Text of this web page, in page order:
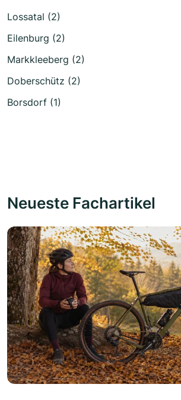
Lossatal (2)
Eilenburg (2)
Markkleeberg (2)
Doberschütz (2)
Borsdorf (1)
Neueste Fachartikel